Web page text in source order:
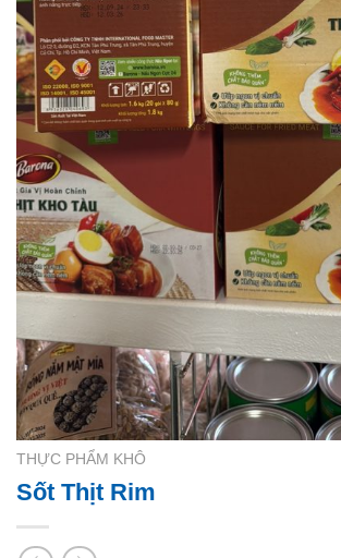
THỰC PHẨM KHÔ
Sốt Thịt Rim